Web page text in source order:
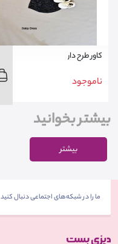
کاور طرح دار
ناموجود
بیشتر بخوانید
بیشتر
ما را در شبکه‌های اجتماعی دنبال کنید